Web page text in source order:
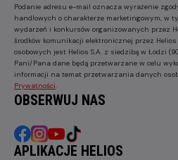
Podanie adresu e-mail oznacza wyrażenie
handlowych o charakterze marketingowym, w
wydarzeń i konkursów organizowanych przez
środków komunikacji elektronicznej przez
osobowych jest Helios S.A. z siedzibą w Łodzi
Pani/Pana dane będą przetwarzane w celu
informacji na temat przetwarzania danych
Prywatności
OBSERWUJ NAS
APLIKACJE HELIOS